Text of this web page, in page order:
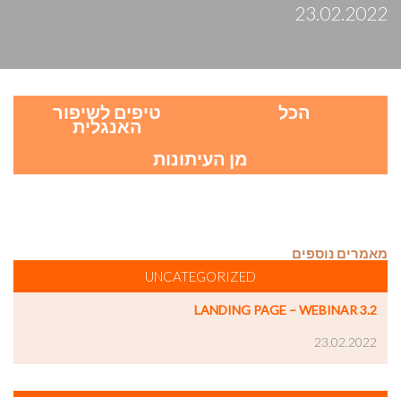
23.02.2022
הכל טיפים לשיפור
האנגלית
מן העיתונות
מאמרים נוספים
UNCATEGORIZED
LANDING PAGE – WEBINAR 3.2
23.02.2022